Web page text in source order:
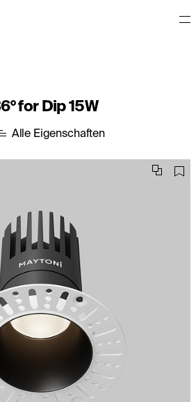
for Dip 15W
Alle Eigenschaften